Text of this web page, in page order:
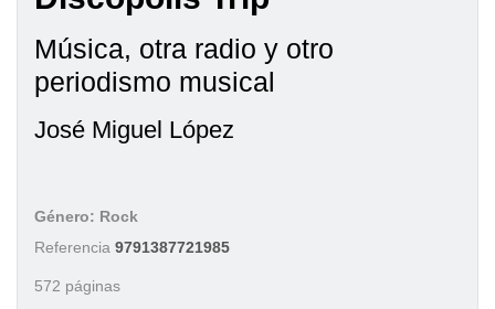
Música, otra radio y otro
periodismo musical
José Miguel López
Género: Rock
Referencia 9791387721985
572 páginas